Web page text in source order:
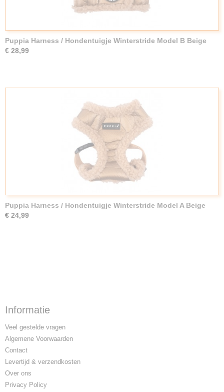
Puppia Harness / Hondentuigje Winterstride Model B Beige
€ 28,99
Puppia Harness / Hondentuigje Winterstride Model A Beige
€ 24,99
Informatie
Veel gestelde vragen
Algemene Voorwaarden
Contact
Levertijd & verzendkosten
Over ons
Privacy Policy